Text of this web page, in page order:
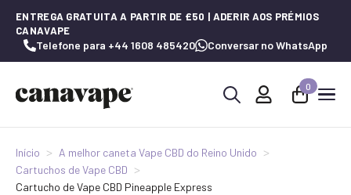
ENTREGA GRATUITA A PARTIR DE £50 | ADERIR AOS PRÉMIOS
CANAVAPE
Telefone para +44 1608 485420 Conversar no WhatsApp
0
Início
A melhor caneta Vape CBD do Reino Unido
Cartuchos de Vape CBD
Cartucho de Vape CBD Pineapple Express